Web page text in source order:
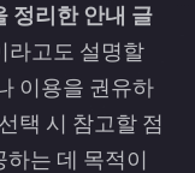
정리한 안내 글
라고도 설명할
이용을 권유하
택 시 참고할 점
는 데 목적이